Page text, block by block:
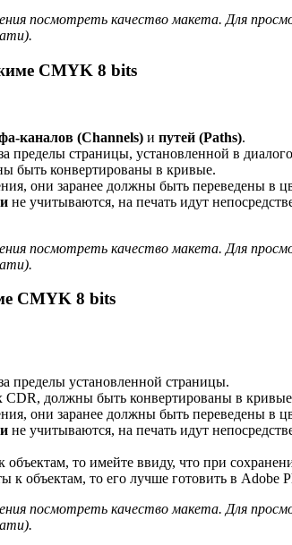
посмотреть качество макета. Для
CMYK 8 bits
каналов (Channels) и путей (Paths).
страницы, установленной в
быть конвертированы в кривые.
они заранее должны быть переведены в
не учитываются, на печать идут
посмотреть качество макета. Для
CMYK 8 bits
пределы установленной страницы.
должны быть конвертированы в
они заранее должны быть переведены в
не учитываются, на печать идут
то имейте ввиду, что при
к объектам, то его лучше готовить в Adobe
посмотреть качество макета. Для